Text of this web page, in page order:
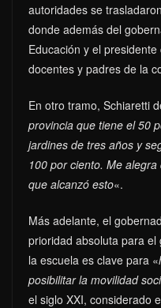
autoridades se
donde además del
Educación y el
docentes y padres de la
En otro tramo, Schiaretti
provincia que tiene el 50
jardines de tres años y
100 por ciento. Me
que alcanzó esto«.
Más adelante, el
prioridad absoluta para
la escuela es clave para «
posibilitar la movilidad
el siglo XXI, considerado